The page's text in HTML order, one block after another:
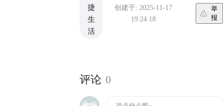
捷
生
活
创建于: 2025-11-17
19:24:18
举
报
评论 0